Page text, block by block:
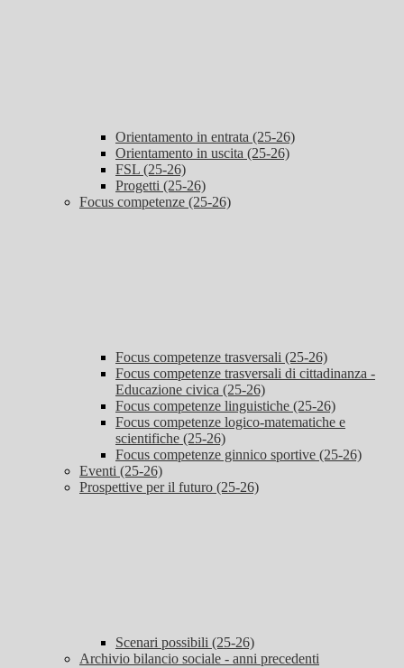
Orientamento in entrata (25-26)
Orientamento in uscita (25-26)
FSL (25-26)
Progetti (25-26)
Focus competenze (25-26)
Focus competenze trasversali (25-26)
Focus competenze trasversali di cittadinanza -
Educazione civica (25-26)
Focus competenze linguistiche (25-26)
Focus competenze logico-matematiche e
scientifiche (25-26)
Focus competenze ginnico sportive (25-26)
Eventi (25-26)
Prospettive per il futuro (25-26)
Scenari possibili (25-26)
Archivio bilancio sociale - anni precedenti